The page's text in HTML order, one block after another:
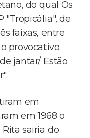
do qual Os
"Tropicália", de
faixas, entre
provocativo
jantar/ Estão
em
em 1968 o
Rita sairia do